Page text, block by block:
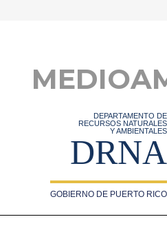
DEPARTAMENTO DE
RECURSOS NATURALES
Y AMBIENTALES
DRNA
GOBIERNO DE PUERTO RICO